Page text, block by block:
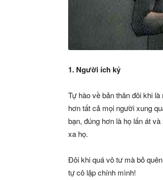
1. Người ích kỷ
Tự hào về bản thân đôi khi
hơn tất cả mọi người xung
bạn, đúng hơn là họ lấn át
xa họ.
Đôi khi quá vô tư mà bỏ
tự cô lập chính mình!